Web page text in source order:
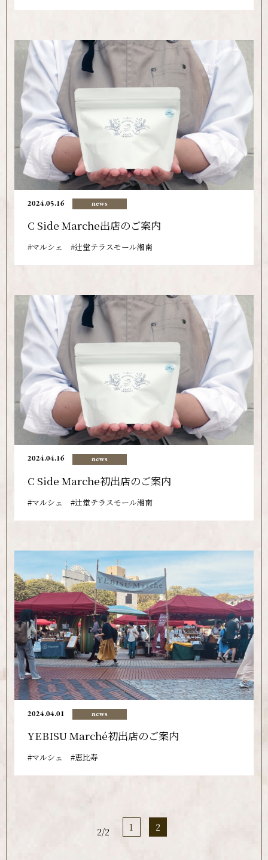
2024.05.16 news
C Side Marche出店のご案内
マルシェ 辻堂テラスモール湘南
2024.04.16 news
C Side Marche初出店のご案内
マルシェ 辻堂テラスモール湘南
2024.04.01 news
YEBISU Marché初出店のご案内
マルシェ 恵比寿
2/2 1 2